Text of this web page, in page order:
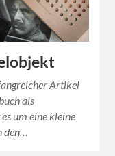
Artikel
als
um eine kleine
den…